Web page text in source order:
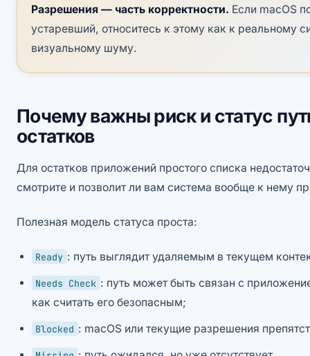
Разрешения — часть корректности. Если macOS
устаревший, относитесь к этому как к реальному
визуальному шуму.
Почему важны риск и статус
остатков
Для остатков приложений простого списка
смотрите и позволит ли вам система вообще к нему
Полезная модель статуса проста:
Ready : путь выглядит удаляемым в текущем
Needs Check : путь может быть связан с
как считать его безопасным;
Blocked : macOS или текущие разрешения